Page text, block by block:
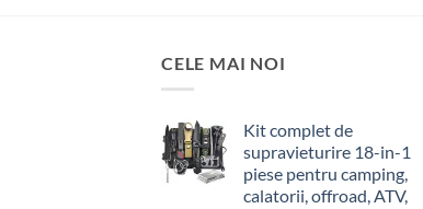
CELE MAI NOI
Kit complet de
supravieturire 18-in-1
piese pentru camping,
calatorii, offroad, ATV,